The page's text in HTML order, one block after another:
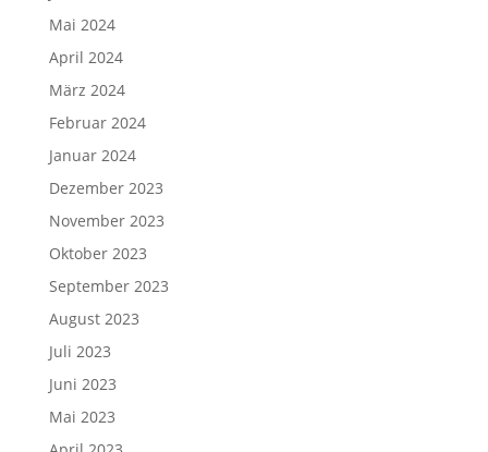
Mai 2024
April 2024
März 2024
Februar 2024
Januar 2024
Dezember 2023
November 2023
Oktober 2023
September 2023
August 2023
Juli 2023
Juni 2023
Mai 2023